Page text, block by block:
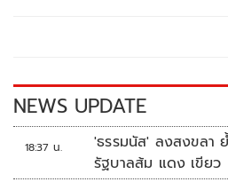
k k
NEWS UPDATE
18:37 น.
'ธรรมนัส' ลงสงขลา
รัฐบาลส้ม แดง เขียว